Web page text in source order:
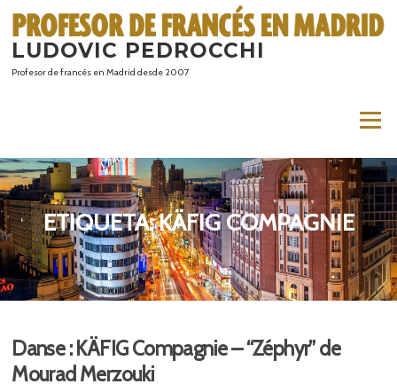
contenido
LUDOVIC PEDROCCHI
Profesor de francés en Madrid desde 2007
Menú
ETIQUETA:KÄFIG COMPAGNIE
Danse : KÄFIG Compagnie – “Zéphyr” de
Mourad Merzouki